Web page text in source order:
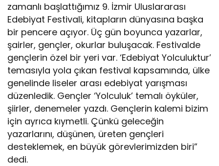
zamanlı başlattığımız 9. İzmir Uluslararası
Edebiyat Festivali, kitapların dünyasına başka
bir pencere açıyor. Üç gün boyunca yazarlar,
şairler, gençler, okurlar buluşacak. Festivalde
gençlerin özel bir yeri var. ‘Edebiyat Yolculuktur’
temasıyla yola çıkan festival kapsamında, ülke
genelinde liseler arası edebiyat yarışması
düzenledik. Gençler ‘Yolculuk’ temalı öyküler,
şiirler, denemeler yazdı. Gençlerin kalemi bizim
için ayrıca kıymetli. Çünkü geleceğin
yazarlarını, düşünen, üreten gençleri
desteklemek, en büyük görevlerimizden biri”
dedi.